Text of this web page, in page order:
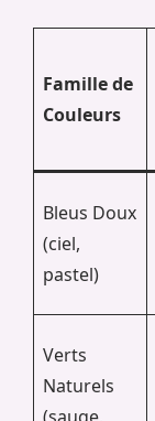
Famille de
Couleurs
Bleus Doux
(ciel,
pastel)
Verts
Naturels